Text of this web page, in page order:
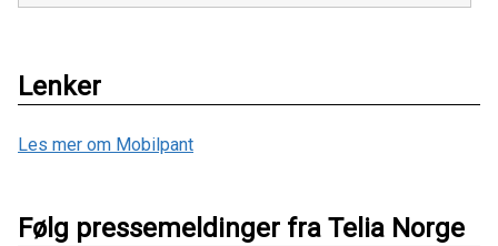
Lenker
Les mer om Mobilpant
Følg pressemeldinger fra Telia Norge